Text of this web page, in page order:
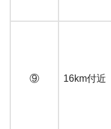
⑨ 16km付近